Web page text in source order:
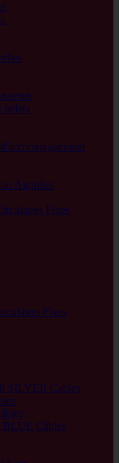
Fixes
Fixes
SILVER Cables
Câbles